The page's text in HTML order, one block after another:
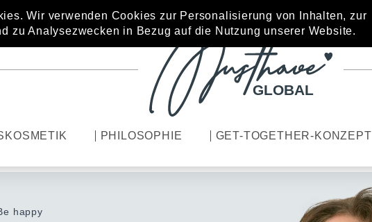
Wir verwenden Cookies zur Personalisierung von Inhalten, zur
zu Analysezwecken in Bezug auf die Nutzung unserer Website.
GLOBAL
PHILOSOPHIE GET-TOGETHER-KONZEPT
happy